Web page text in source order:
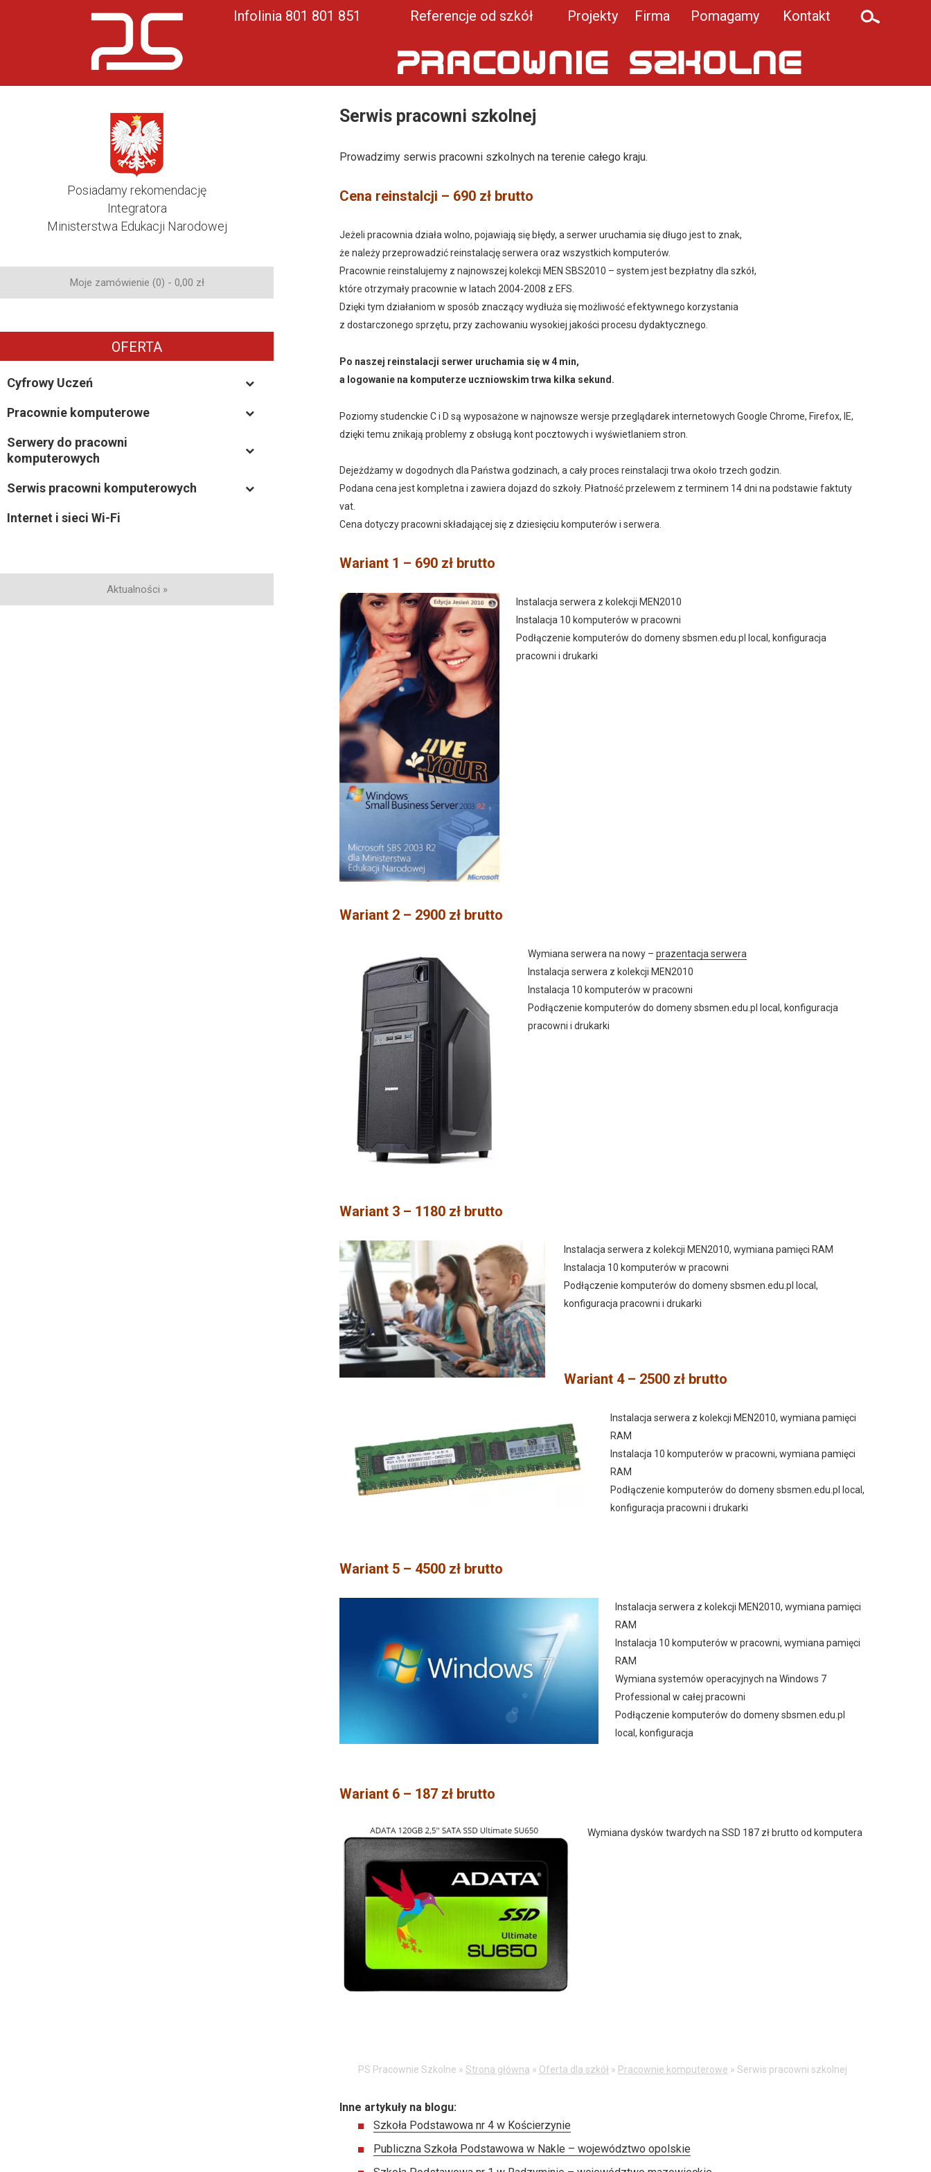
Infolinia 801 801 851 Referencje od szkół Projekty Firma Pomagamy Kontakt
Posiadamy rekomendację
Integratora
Ministerstwa Edukacji Narodowej
Moje zamówienie (0) - 0,00 zł
OFERTA
Cyfrowy Uczeń
Pracownie komputerowe
–
Serwery do pracowni
komputerowych
–
Serwis pracowni komputerowych
–
Internet i sieci Wi-Fi
Aktualności »
Serwis pracowni szkolnej
Prowadzimy serwis pracowni szkolnych na terenie całego kraju.
Cena reinstalcji – 690 zł brutto
Jeżeli pracownia działa wolno, pojawiają się błędy, a serwer uruchamia się długojest to znak,
że należy przeprowadzić reinstalację serwera oraz wszystkich komputerów.
Pracownie reinstalujemy z najnowszej kolekcji MEN SBS2010 – systemjest bezpłatny dla szkół,
które otrzymały pracownie w latach 2004-2008 z EFS.
Dzięki tym działaniom w sposób znaczący wydłuża się możliwość efektywnego korzystania
z dostarczonego sprzętu, przy zachowaniu wysokiej jakości procesu dydaktycznego.
Po naszej reinstalacji serwer uruchamia się w 4 min,
a logowanie na komputerze uczniowskim trwa kilka sekund.
Poziomy studenckie C i D są wyposażone w najnowsze wersje przeglądarek internetowych Google Chrome, Firefox, IE,
dzięki temu znikają problemy z obsługą kont pocztowych i wyświetlaniem stron.
Dejeżdżamy w dogodnych dla Państwa godzinach, a cały proces reinstalacji trwa około trzech godzin.
Podana cena jest kompletna i zawiera dojazd do szkoły. Płatność przelewem z terminem 14 dni na podstawie faktuty
vat.
Cena dotyczy pracowni składającej się z dziesięciu komputerów i serwera.
Wariant 1 – 690 zł brutto
Instalacja serwera z kolekcji MEN2010
Instalacja 10 komputerów w pracowni
Podłączenie komputerów do domeny sbsmen.edu.pl local, konfiguracja
pracowni i drukarki
Wariant 2 – 2900 zł brutto
Wymiana serwera na nowy – prazentacja serwera
Instalacja serwera z kolekcji MEN2010
Instalacja 10 komputerów w pracowni
Podłączenie komputerów do domeny sbsmen.edu.pl local, konfiguracja
pracowni i drukarki
Wariant 3 – 1180 zł brutto
Instalacja serwera z kolekcji MEN2010, wymiana pamięci RAM
Instalacja 10 komputerów w pracowni
Podłączenie komputerów do domeny sbsmen.edu.pl local,
konfiguracja pracowni i drukarki
Wariant 4 – 2500 zł brutto
Instalacja serwera z kolekcji MEN2010, wymiana pamięci
RAM
Instalacja 10 komputerów w pracowni, wymiana pamięci
RAM
Podłączenie komputerów do domeny sbsmen.edu.pl local,
konfiguracja pracowni i drukarki
Wariant 5 – 4500 zł brutto
Instalacja serwera z kolekcji MEN2010, wymiana pamięci
RAM
Instalacja 10 komputerów w pracowni, wymiana pamięci
RAM
Wymiana systemów operacyjnych na Windows 7
Professional w całej pracowni
Podłączenie komputerów do domeny sbsmen.edu.pl
local, konfiguracja
Wariant 6 – 187 zł brutto
Wymiana dysków twardych na SSD 187 zł brutto od komputera
PS Pracownie Szkolne » Strona główna » Oferta dla szkół » Pracownie komputerowe » Serwis pracowni szkolnej
Inne artykuły na blogu:
Szkoła Podstawowa nr 4 w Kościerzynie
Publiczna Szkoła Podstawowa w Nakle – województwo opolskie